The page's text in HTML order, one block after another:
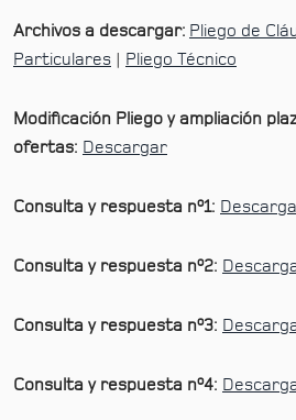
Archivos a descargar: Pliego de
Particulares
Pliego Técnico
Modificación Pliego y ampliación
ofertas: Descargar
Consulta y respuesta nº1:
Consulta y respuesta nº2:
Consulta y respuesta nº3:
Consulta y respuesta nº4: